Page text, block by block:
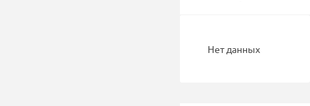
Нет данных